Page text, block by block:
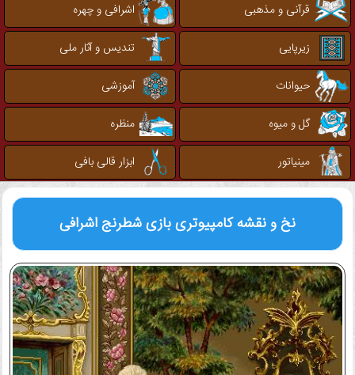
قرآنی و مذهبی
اشرافی و چهره
زیرپایی
تندیس و آثار ملی
حیوانات
آموزشی
گل و میوه
منظره
مینیاتور
ابزار قالی بافی
نخ و نقشه کامپیوتریبازی شطرنج اشرافی